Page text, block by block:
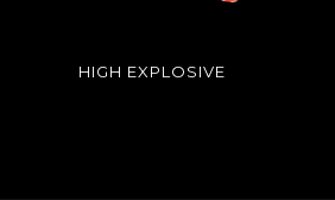
HIGH EXPLOSIVE